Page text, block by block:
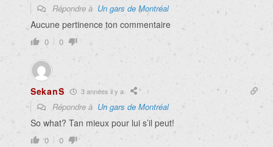
Répondre à Un gars de Montréal
Aucune pertinence ton commentaire
0 0
SekanS 3 années il y a
Répondre à Un gars de Montréal
So what? Tan mieux pour lui s’il peut!
0 0